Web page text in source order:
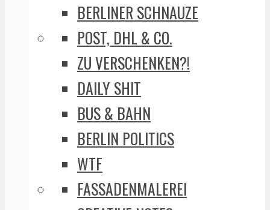
BERLINER SCHNAUZE
POST, DHL & CO.
ZU VERSCHENKEN?!
DAILY SHIT
BUS & BAHN
BERLIN POLITICS
WTF
FASSADENMALEREI